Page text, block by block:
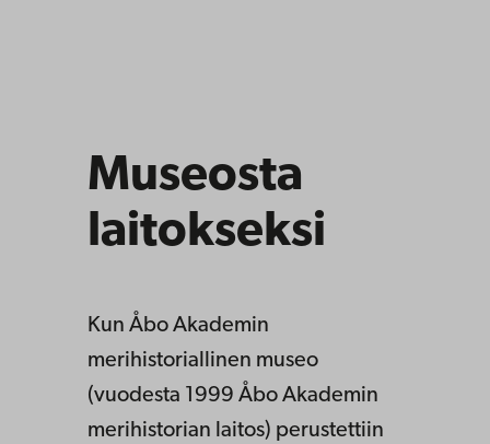
Museosta
laitokseksi
Kun Åbo Akademin
merihistoriallinen museo
(vuodesta 1999 Åbo Akademin
merihistorian laitos) perustettiin